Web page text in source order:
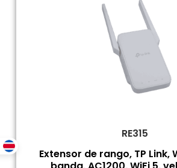
RE315
Extensor de rango, TP Link,